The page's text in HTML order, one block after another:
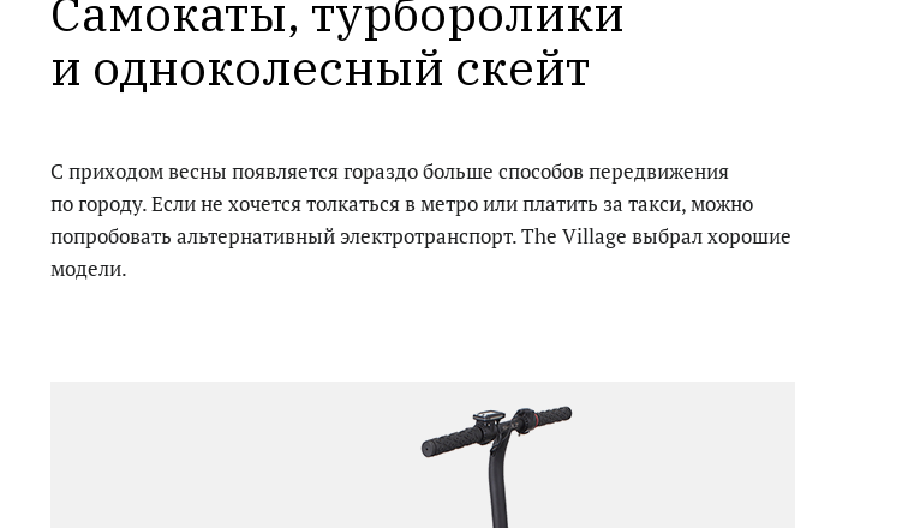
Самокаты, турборолики
и одноколесный скейт
С приходом весны появляется гораздо больше способов передвижения
по городу. Если не хочется толкаться в метро или платить за такси, можно
попробовать альтернативный электротранспорт. The Village выбрал хорошие
модели.